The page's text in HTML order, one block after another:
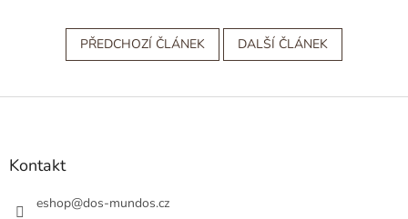
PŘEDCHOZÍ ČLÁNEK DALŠÍ ČLÁNEK
Z
Kontakt
eshop@dos-mundos.cz